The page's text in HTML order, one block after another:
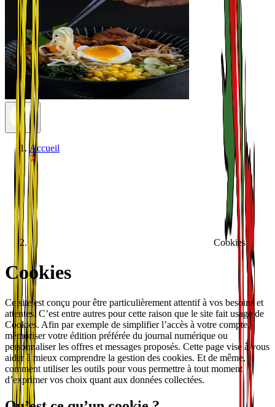
Accueil
Cookies
Cookies
Ce site est conçu pour être particulièrement attentif à vos besoins et
attentes. C’est entre autres pour cette raison que le site fait usage de
Cookies. Afin par exemple de simplifier l’accès à votre compte,
mémoriser votre édition préférée du journal numérique ou
personnaliser les offres et messages proposés. Cette page vise à vous
aider à mieux comprendre la gestion des cookies. Et de même,
comment utiliser les outils pour vous permettre à tout moment
d’exprimer vos choix quant aux données collectées.